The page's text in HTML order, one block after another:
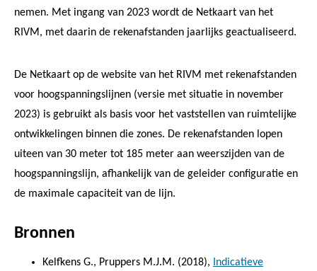
nemen. Met ingang van 2023 wordt de Netkaart van het
RIVM, met daarin de rekenafstanden jaarlijks geactualiseerd.
De Netkaart op de website van het RIVM met rekenafstanden
voor hoogspanningslijnen (versie met situatie in november
2023) is gebruikt als basis voor het vaststellen van ruimtelijke
ontwikkelingen binnen die zones. De rekenafstanden lopen
uiteen van 30 meter tot 185 meter aan weerszijden van de
hoogspanningslijn, afhankelijk van de geleider configuratie en
de maximale capaciteit van de lijn.
Bronnen
Kelfkens G., Pruppers M.J.M. (2018),
Indicatieve